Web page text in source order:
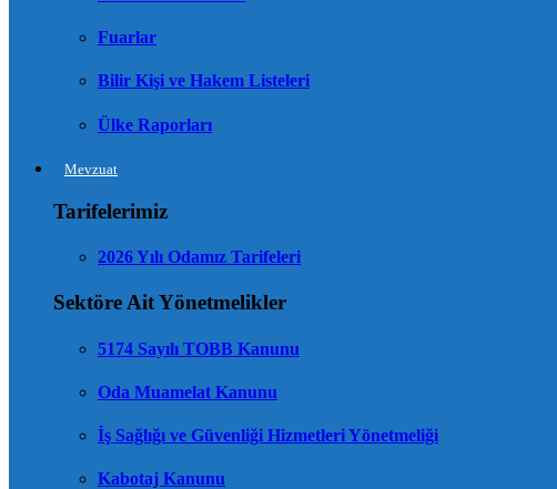
Fuarlar
Bilir Kişi ve Hakem Listeleri
Ülke Raporları
Mevzuat
Tarifelerimiz
2026 Yılı Odamız Tarifeleri
Sektöre Ait Yönetmelikler
5174 Sayılı TOBB Kanunu
Oda Muamelat Kanunu
İş Sağlığı ve Güvenliği Hizmetleri Yönetmeliği
Kabotaj Kanunu